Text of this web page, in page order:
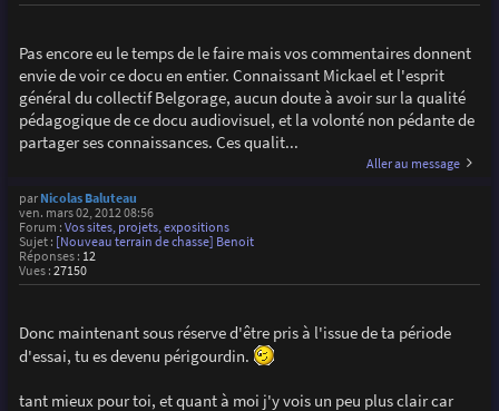
Pas encore eu le temps de le faire mais vos commentaires donnent
envie de voir ce docu en entier. Connaissant Mickael et l'esprit
général du collectif Belgorage, aucun doute à avoir sur la qualité
pédagogique de ce docu audiovisuel, et la volonté non pédante de
partager ses connaissances. Ces qualit...
Aller au message
par Nicolas Baluteau
ven. mars 02, 2012 08:56
Forum : Vos sites, projets, expositions
Sujet : [Nouveau terrain de chasse] Benoit
Réponses : 12
Vues : 27150
Donc maintenant sous réserve d'être pris à l'issue de ta période
d'essai, tu es devenu périgourdin.
tant mieux pour toi, et quant à moi j'y vois un peu plus clair car